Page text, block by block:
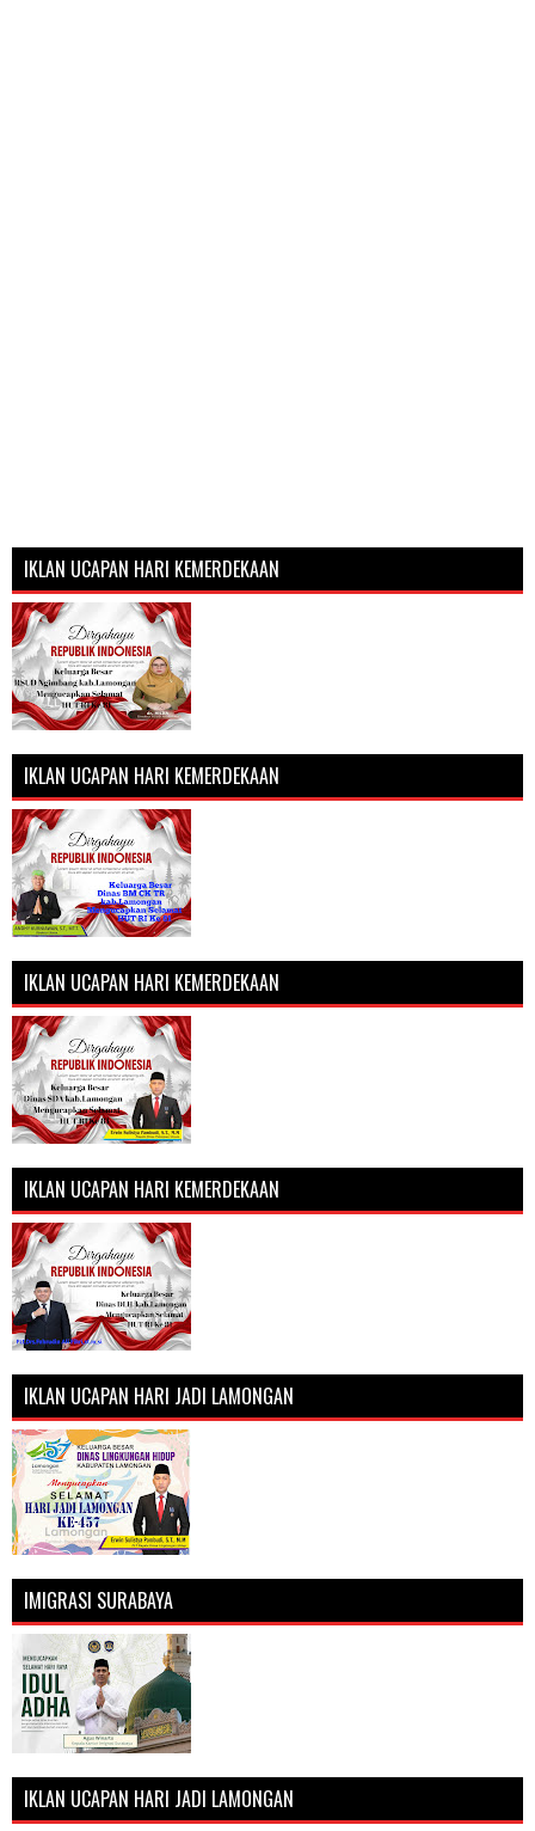
IKLAN UCAPAN HARI KEMERDEKAAN
IKLAN UCAPAN HARI KEMERDEKAAN
IKLAN UCAPAN HARI KEMERDEKAAN
IKLAN UCAPAN HARI KEMERDEKAAN
IKLAN UCAPAN HARI JADI LAMONGAN
IMIGRASI SURABAYA
IKLAN UCAPAN HARI JADI LAMONGAN